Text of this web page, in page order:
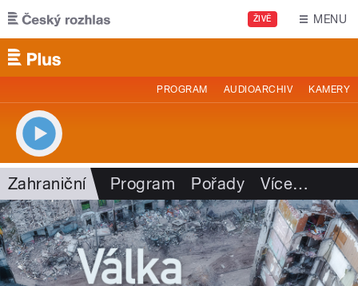
Přejít k hlavnímu obsahu
ŽIVĚ MENU
PROGRAM AUDIOARCHIV KAMERY
Zahraniční Program Pořady Více…